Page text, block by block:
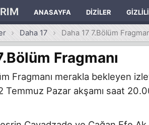
ANASAYFA DIZILER
Daha 17 Daha 17 7.Bölüm
Fragmanı
Fragmanı merakla bekleyen
Temmuz Pazar akşamı saat